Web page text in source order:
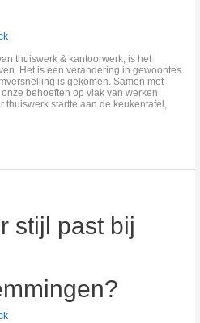
thuiswerk & kantoorwerk, is het
Het is een verandering in gewoontes
is gekomen. Samen met
behoeften op vlak van werken
startte aan de keukentafel,
stijl past bij